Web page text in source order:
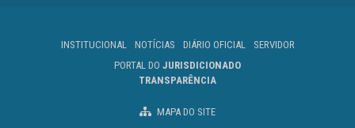
INSTITUCIONAL NOTÍCIAS DIÁRIO OFICIAL
SERVIDOR
PORTAL DO JURISDICIONADO
TRANSPARÊNCIA
MAPA DO SITE